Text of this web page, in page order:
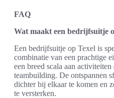
FAQ
Wat maakt een bedrijfsuitje
Een bedrijfsuitje op Texel is
combinatie van een prachtige
een breed scala aan
teambuilding. De ontspannen
dichter bij elkaar te komen en
te versterken.